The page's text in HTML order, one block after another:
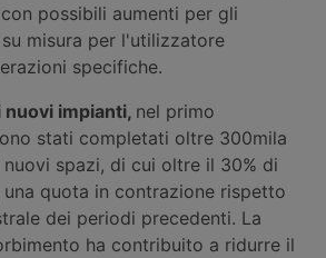
possibili aumenti per gli
misura per l'utilizzatore
specifiche.
nuovi impianti, nel primo
stati completati oltre 300mila
spazi, di cui oltre il 30% di
quota in contrazione rispetto
dei periodi precedenti. La
ha contribuito a ridurre il